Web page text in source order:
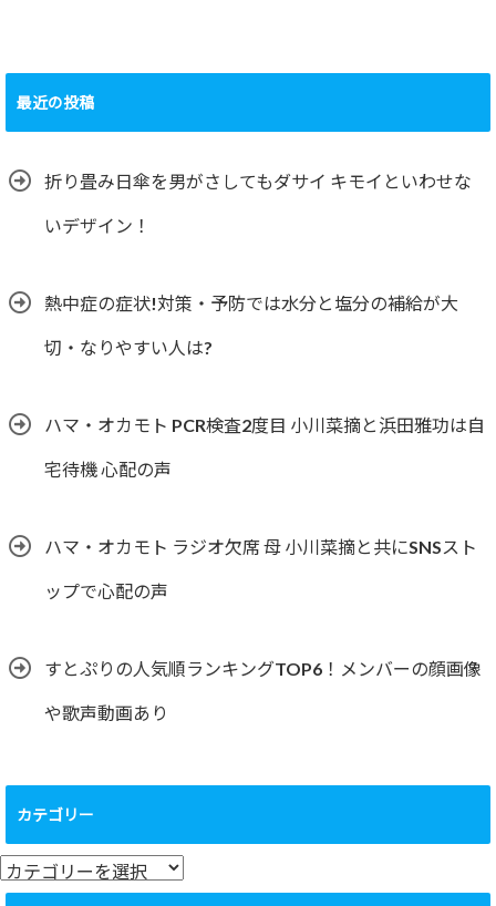
最近の投稿
折り畳み日傘を男がさしてもダサイ キモイといわせな
いデザイン！
熱中症の症状!対策・予防では水分と塩分の補給が大
切・なりやすい人は?
ハマ・オカモト PCR検査2度目 小川菜摘と浜田雅功は自
宅待機 心配の声
ハマ・オカモト ラジオ欠席 母 小川菜摘と共にSNSスト
ップで心配の声
すとぷりの人気順ランキングTOP6！メンバーの顔画像
や歌声動画あり
カテゴリー
カ
テ